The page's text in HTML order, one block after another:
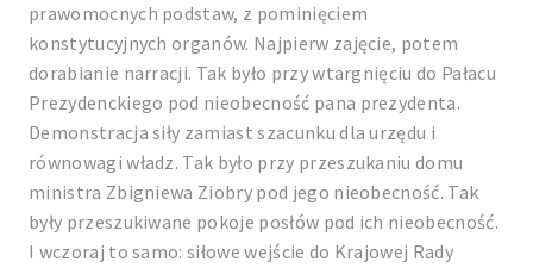
prawomocnych podstaw, z pominięciem
konstytucyjnych organów. Najpierw zajęcie, potem
dorabianie narracji. Tak było przy wtargnięciu do Pałacu
Prezydenckiego pod nieobecność pana prezydenta.
Demonstracja siły zamiast szacunku dla urzędu i
równowagi władz. Tak było przy przeszukaniu domu
ministra Zbigniewa Ziobry pod jego nieobecność. Tak
były przeszukiwane pokoje posłów pod ich nieobecność.
I wczoraj to samo: siłowe wejście do Krajowej Rady